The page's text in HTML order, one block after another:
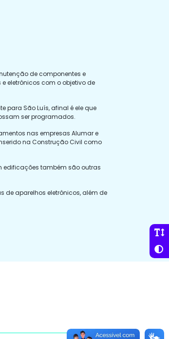
de componentes e
eletrônicos com o objetivo de
para São Luís, afinal é ele que
ser programados.
nas empresas Alumar e
na Construção Civil como
edificações também são outras
de aparelhos eletrônicos, além de